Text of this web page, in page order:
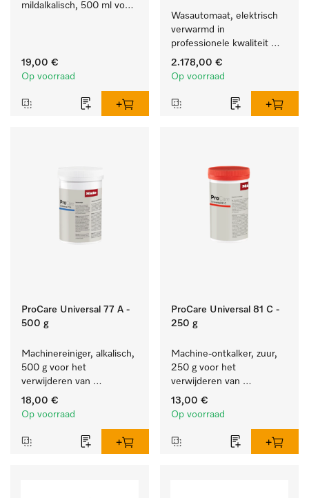
mildalkalisch, 500 ml voor
19,00 €
Op voorraad
Wasautomaat, elektrisch
verwarmd in
professionele kwaliteit
met een programmaduur
van 79 min, eenvoudige
2.178,00 €
Op voorraad
ProCare Universal 77 A -
500 g
Machinereiniger, alkalisch,
500 g voor het
verwijderen van
hardnekkige
zetmeelaanslag.
18,00 €
Op voorraad
ProCare Universal 81 C -
250 g
Machine-ontkalker, zuur,
250 g voor het
verwijderen van
hardnekkige kalkaanslag.
13,00 €
Op voorraad